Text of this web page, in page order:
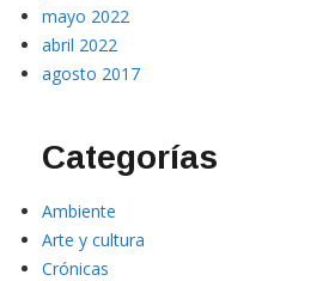
mayo 2022
abril 2022
agosto 2017
Categorías
Ambiente
Arte y cultura
Crónicas